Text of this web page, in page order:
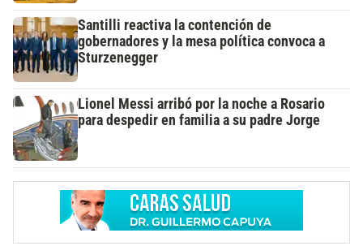
Santilli reactiva la contención de
gobernadores y la mesa política convoca a
Sturzenegger
Lionel Messi arribó por la noche a Rosario
para despedir en familia a su padre Jorge